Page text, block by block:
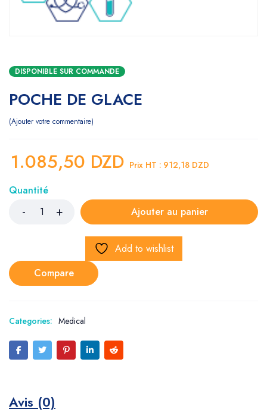
DISPONIBLE SUR COMMANDE
POCHE DE GLACE
Ajouter votre commentaire
1.085,50 DZD Prix HT : 912,18 DZD
Quantité
Ajouter au panier
Add to wishlist
Compare
Categories: Medical
Avis (0)